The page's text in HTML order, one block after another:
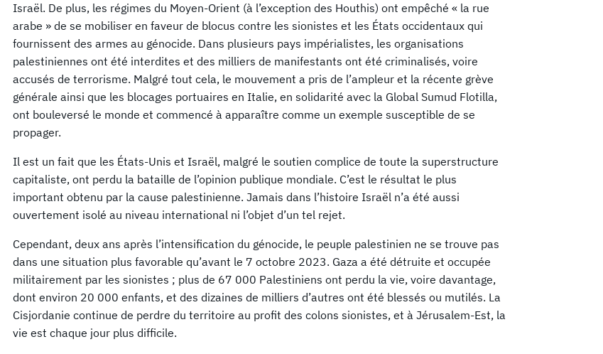
Israël. De plus, les régimes du Moyen-Orient (à l’exception des Houthis) ont empêché « la rue
arabe » de se mobiliser en faveur de blocus contre les sionistes et les États occidentaux qui
fournissent des armes au génocide. Dans plusieurs pays impérialistes, les organisations
palestiniennes ont été interdites et des milliers de manifestants ont été criminalisés, voire
accusés de terrorisme. Malgré tout cela, le mouvement a pris de l’ampleur et la récente grève
générale ainsi que les blocages portuaires en Italie, en solidarité avec la Global Sumud Flotilla,
ont bouleversé le monde et commencé à apparaître comme un exemple susceptible de se
propager.
Il est un fait que les États-Unis et Israël, malgré le soutien complice de toute la superstructure
capitaliste, ont perdu la bataille de l’opinion publique mondiale. C’est le résultat le plus
important obtenu par la cause palestinienne. Jamais dans l’histoire Israël n’a été aussi
ouvertement isolé au niveau international ni l’objet d’un tel rejet.
Cependant, deux ans après l’intensification du génocide, le peuple palestinien ne se trouve pas
dans une situation plus favorable qu’avant le 7 octobre 2023. Gaza a été détruite et occupée
militairement par les sionistes ; plus de 67 000 Palestiniens ont perdu la vie, voire davantage,
dont environ 20 000 enfants, et des dizaines de milliers d’autres ont été blessés ou mutilés. La
Cisjordanie continue de perdre du territoire au profit des colons sionistes, et à Jérusalem-Est, la
vie est chaque jour plus difficile.